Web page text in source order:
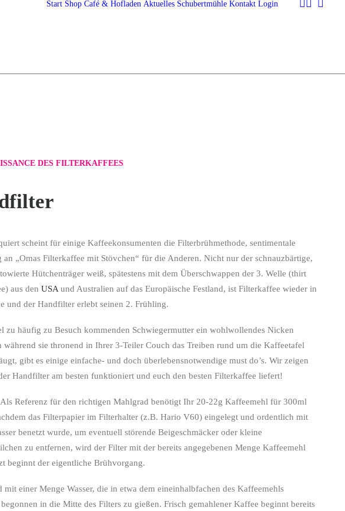
Start Shop Café & Hofladen Aktuelles Schubertmühle Kontakt Login
DES FILTERKAFFEES
scheint für einige Kaffeekonsumenten die Filterbrühmethode, sentimentale
an „Omas Filterkaffee mit Stövchen“ für die Anderen. Nicht nur der schnauzbärtige,
Hütchenträger weiß, spätestens mit dem Überschwappen der 3. Welle (thirt
aus den USA und Australien auf das Europäische Festland, ist Filterkaffee wieder in
und der Handfilter erlebt seinen 2. Frühling.
zu häufig zu Besuch kommenden Schwiegermutter ein wohlwollendes Nicken
während sie thronend in Ihrer 3-Teiler Couch das Treiben rund um die Kaffeetafel
gibt es einige einfache- und doch überlebensnotwendige must do’s. Wir zeigen
Handfilter am besten funktioniert und euch den besten Filterkaffee liefert!
Referenz für den richtigen Mahlgrad benötigt Ihr 20-22g Kaffeemehl für 300ml
das Filterpapier im Filterhalter (z.B. Hario V60) eingelegt und ordentlich mit
benetzt wurde, um eventuell störende Beigeschmäcker oder kleine
zu entfernen, wird der Filter mit der bereits angegebenen Menge Kaffeemehl
beginnt der eigentliche Brühvorgang.
mit einer Menge Wasser, die in etwa dem eineinhalbfachen des Kaffeemehls
in die Mitte des Filters zu gießen. Frisch gemahlener Kaffee beginnt bereits